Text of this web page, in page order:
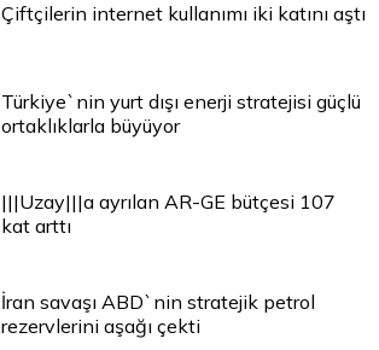
Çiftçilerin internet kullanımı iki katını aştı
Türkiye`nin yurt dışı enerji stratejisi güçlü
ortaklıklarla büyüyor
|||Uzay|||a ayrılan AR-GE bütçesi 107
kat arttı
İran savaşı ABD`nin stratejik petrol
rezervlerini aşağı çekti